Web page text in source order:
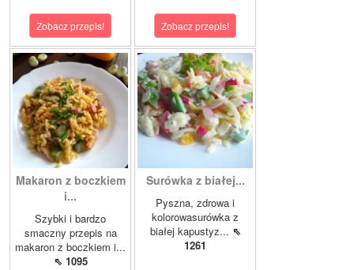
Zobacz przepis! Zobacz przepis!
Makaron z boczkiem
i...
Szybki i bardzo
smaczny przepis na
makaron z boczkiem i...
⇖ 1095
Surówka z białej...
Pyszna, zdrowa i
kolorowasurówka z
białej kapustyz... ⇖
1261